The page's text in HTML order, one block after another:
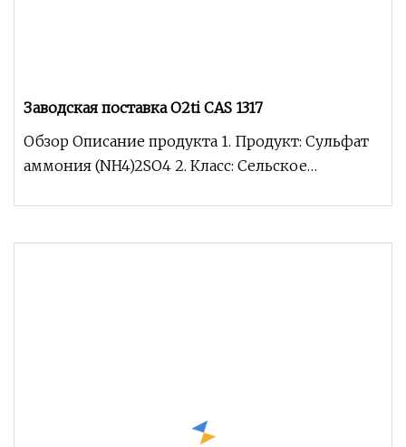
Заводская поставка O2ti CAS 1317
Обзор Описание продукта 1. Продукт: Сульфат
аммония (NH4)2SO4 2. Класс: Сельское